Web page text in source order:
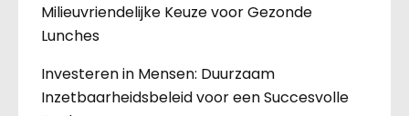
Milieuvriendelijke Keuze voor Gezonde
Lunches
Investeren in Mensen: Duurzaam
Inzetbaarheidsbeleid voor een Succesvolle